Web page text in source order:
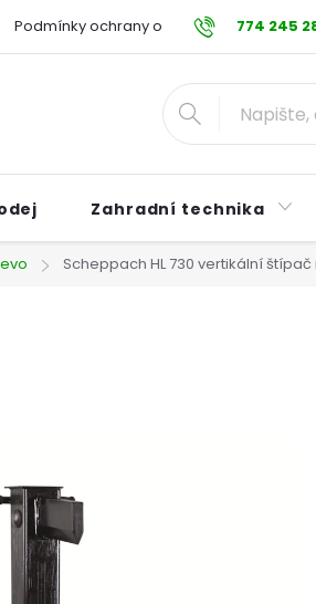
774 245
Podmínky ochrany osobních údajů
Zahradní technika
Scheppach HL 730 vertikální